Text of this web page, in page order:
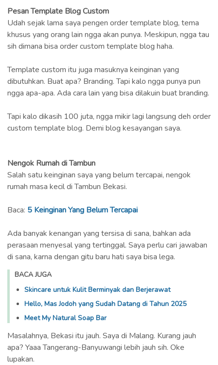
Pesan Template Blog Custom
Udah sejak lama saya pengen order template blog, tema
khusus yang orang lain ngga akan punya. Meskipun, ngga tau
sih dimana bisa order custom template blog haha.
Template custom itu juga masuknya keinginan yang
dibutuhkan. Buat apa? Branding. Tapi kalo ngga punya pun
ngga apa-apa. Ada cara lain yang bisa dilakuin buat branding.
Tapi kalo dikasih 100 juta, ngga mikir lagi langsung deh order
custom template blog. Demi blog kesayangan saya.
Nengok Rumah di Tambun
Salah satu keinginan saya yang belum tercapai, nengok
rumah masa kecil di Tambun Bekasi.
Baca: 5 Keinginan Yang Belum Tercapai
Ada banyak kenangan yang tersisa di sana, bahkan ada
perasaan menyesal yang tertinggal. Saya perlu cari jawaban
di sana, karna dengan gitu baru hati saya bisa lega.
BACA JUGA
Skincare untuk Kulit Berminyak dan Berjerawat
Hello, Mas Jodoh yang Sudah Datang di Tahun 2025
Meet My Natural Soap Bar
Masalahnya, Bekasi itu jauh. Saya di Malang. Kurang jauh
apa? Yaaa Tangerang-Banyuwangi lebih jauh sih. Oke
lupakan.